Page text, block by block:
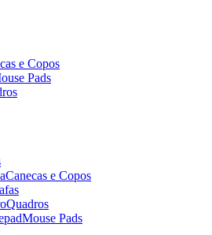
e Copos
Pads
Canecas e Copos
Quadros
Mouse Pads